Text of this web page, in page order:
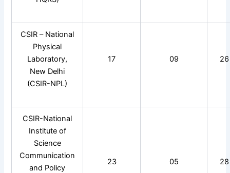
CSIR – National
Physical
Laboratory,
New Delhi
(CSIR-NPL)
17 09 26
CSIR-National
Institute of
Science
Communication
and Policy
23 05 28